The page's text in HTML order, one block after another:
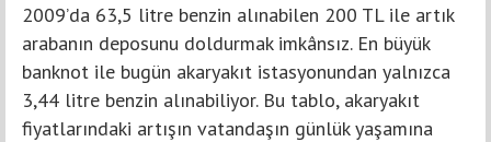
2009’da 63,5 litre benzin alınabilen 200 TL ile artık
arabanın deposunu doldurmak imkânsız. En büyük
banknot ile bugün akaryakıt istasyonundan yalnızca
3,44 litre benzin alınabiliyor. Bu tablo, akaryakıt
fiyatlarındaki artışın vatandaşın günlük yaşamına